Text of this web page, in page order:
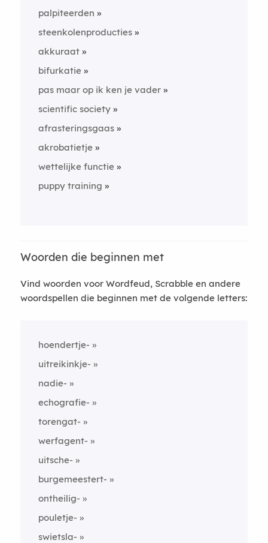
palpiteerden
steenkolenproducties
akkuraat
bifurkatie
pas maar op ik ken je vader
scientific society
afrasteringsgaas
akrobatietje
wettelijke functie
puppy training
Woorden die beginnen met
Vind woorden voor Wordfeud, Scrabble en andere
woordspellen die beginnen met de volgende letters:
hoendertje-
uitreikinkje-
nadie-
echografie-
torengat-
werfagent-
uitsche-
burgemeestert-
ontheilig-
pouletje-
swietsla-